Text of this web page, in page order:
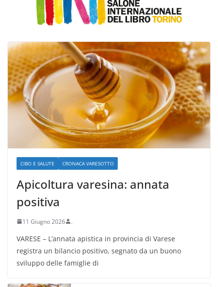
CIBO E SALUTE CRONACA VARESOTTO
Apicoltura varesina: annata
positiva
11 Giugno 2026 .
VARESE – L’annata apistica in provincia di Varese
registra un bilancio positivo, segnato da un buono
sviluppo delle famiglie di